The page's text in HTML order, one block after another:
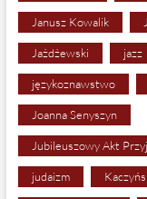
Janusz Kowalik
Jażdżewski jazz
językoznawstwo
Joanna Senyszyn
Jubileuszowy Akt
judaizm